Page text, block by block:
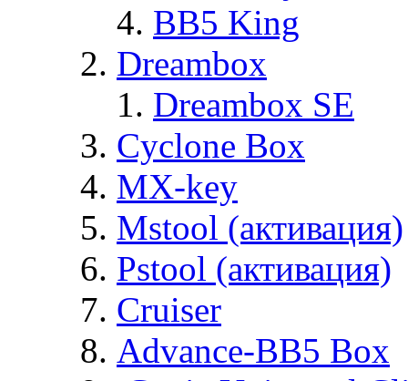
BB5 King
Dreambox
Dreambox SE
Cyclone Box
MX-key
Mstool (активация)
Pstool (активация)
Cruiser
Advance-BB5 Box